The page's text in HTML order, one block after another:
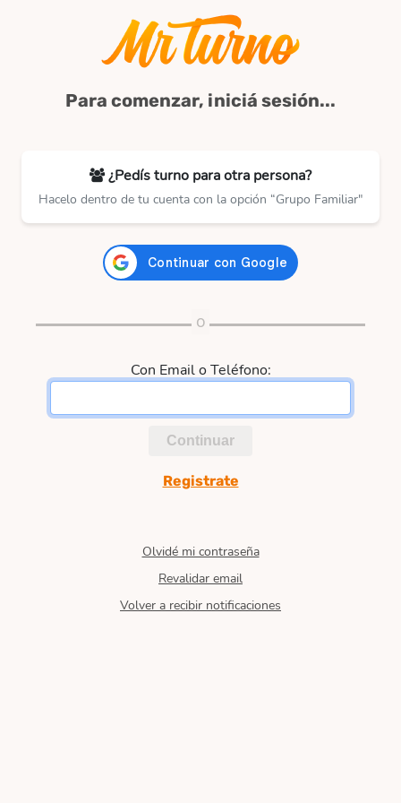
Para comenzar, iniciá sesión...
¿Pedís turno para otra persona?
Hacelo dentro de tu cuenta con la opción “Grupo Familiar"
Con Email o Teléfono:
Continuar
Registrate
Olvidé mi contraseña
Revalidar email
Volver a recibir notificaciones